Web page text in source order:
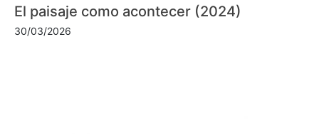
El paisaje como acontecer (2024)
30/03/2026